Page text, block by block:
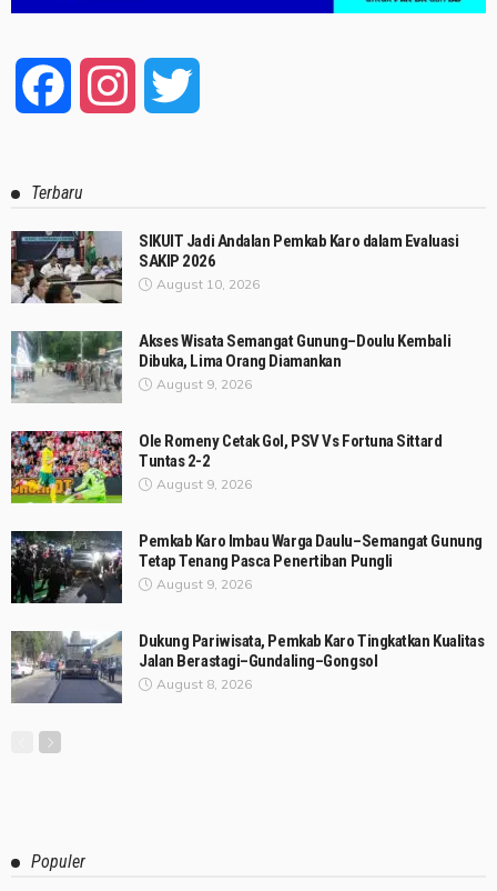
Facebook Instagram
Terbaru
SIKUIT Jadi Andalan Pemkab Karo dalam Evaluasi
SAKIP 2026
August 10, 2026
Akses Wisata Semangat Gunung–Doulu Kembali
Dibuka, Lima Orang Diamankan
August 9, 2026
Ole Romeny Cetak Gol, PSV Vs Fortuna Sittard
Tuntas 2-2
August 9, 2026
Pemkab Karo Imbau Warga Daulu–Semangat Gunung
Tetap Tenang Pasca Penertiban Pungli
August 9, 2026
Dukung Pariwisata, Pemkab Karo Tingkatkan Kualitas
Jalan Berastagi–Gundaling–Gongsol
August 8, 2026
Populer